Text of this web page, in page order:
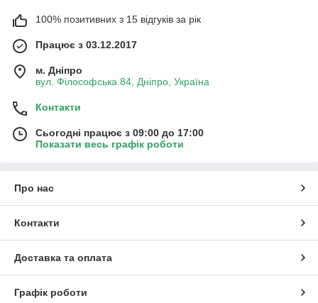
100% позитивних з 15 відгуків за рік
Працює з 03.12.2017
м. Дніпро
вул. Філософська 84, Дніпро, Україна
Контакти
Сьогодні працює з 09:00 до 17:00
Показати весь графік роботи
Про нас
Контакти
Доставка та оплата
Графік роботи